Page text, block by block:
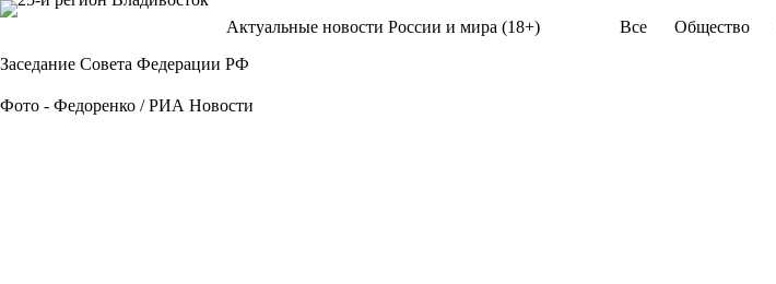
Перейти
Актуальные новости России и мира (18+) Все Общество
Заседание Совета Федерации РФ
Фото - Федоренко / РИА Новости